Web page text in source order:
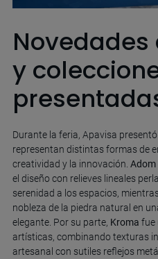
y
Durante la feria, Apavisa presentó
representan distintas formas de
creatividad y la innovación. Adom
el diseño con relieves lineales
serenidad a los espacios,
nobleza de la piedra natural en
elegante. Por su parte, Kroma fue
artísticas, combinando texturas
artesanal con sutiles reflejos